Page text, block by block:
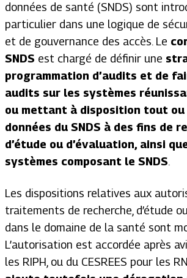
données de santé (SNDS) sont
particulier dans une logique de
et de gouvernance des accès. Le
SNDS est chargé de définir une
programmation d’audits et de
audits sur les systèmes
ou mettant à disposition tout ou
données du SNDS à des fins de
d’étude ou d’évaluation, ainsi
systèmes composant le SNDS.
Les dispositions relatives aux
traitements de recherche, d’étude
dans le domaine de la santé sont
L’autorisation est accordée après
les RIPH, ou du CESREES pour les